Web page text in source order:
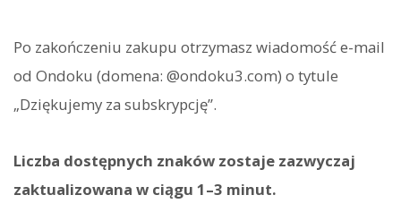
Po zakończeniu zakupu otrzymasz wiadomość e-mail
od Ondoku (domena: @ondoku3.com) o tytule
„Dziękujemy za subskrypcję”.
Liczba dostępnych znaków zostaje zazwyczaj
zaktualizowana w ciągu 1–3 minut.